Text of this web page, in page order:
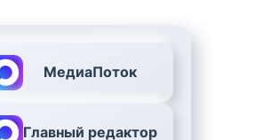
МедиаПоток
Главный редактор